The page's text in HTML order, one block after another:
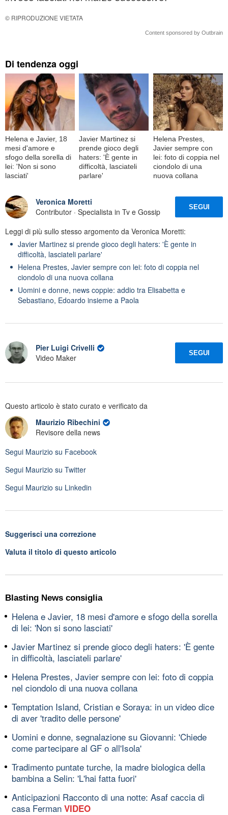
© RIPRODUZIONE VIETATA
Content sponsored by Outbrain
Di tendenza oggi
Helena e Javier, 18
mesi d'amore e
sfogo della sorella di
lei: 'Non si sono
lasciati'
Javier Martinez si
prende gioco degli
haters: 'È gente in
difficoltà, lasciateli
parlare'
Helena Prestes,
Javier sempre con
lei: foto di coppia nel
ciondolo di una
nuova collana
Veronica Moretti
Contributor · Specialista in Tv e Gossip
SEGUI
Leggi di più sullo stesso argomento da Veronica Moretti:
Javier Martinez si prende gioco degli haters: 'È gente in
difficoltà, lasciateli parlare'
Helena Prestes, Javier sempre con lei: foto di coppia nel
ciondolo di una nuova collana
Uomini e donne, news coppie: addio tra Elisabetta e
Sebastiano, Edoardo insieme a Paola
Pier Luigi Crivelli
Video Maker
SEGUI
Questo articolo è stato curato e verificato da
Maurizio Ribechini
Revisore della news
Segui Maurizio su Facebook
Segui Maurizio su Twitter
Segui Maurizio su Linkedin
Suggerisci una correzione
Valuta il titolo di questo articolo
Blasting News consiglia
Helena e Javier, 18 mesi d'amore e sfogo della sorella
di lei: 'Non si sono lasciati'
Javier Martinez si prende gioco degli haters: 'È gente
in difficoltà, lasciateli parlare'
Helena Prestes, Javier sempre con lei: foto di coppia
nel ciondolo di una nuova collana
Temptation Island, Cristian e Soraya: in un video dice
di aver 'tradito delle persone'
Uomini e donne, segnalazione su Giovanni: 'Chiede
come partecipare al GF o all'Isola'
Tradimento puntate turche, la madre biologica della
bambina a Selin: 'L'hai fatta fuori'
Anticipazioni Racconto di una notte: Asaf caccia di
casa Ferman VIDEO